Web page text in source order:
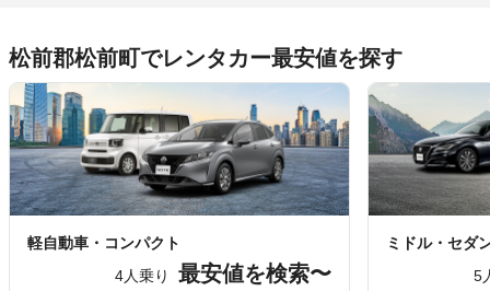
松前郡松前町でレンタカー最安値を探す
軽自動車・コンパクト
4人乗り
最安値を検索〜
ミドル・セダ
5